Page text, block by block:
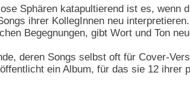
Sphären katapultierend ist es,
ihrer KollegInnen neu
Begegnungen, gibt Wort und Ton
deren Songs selbst oft für Cover-
ein Album, für das sie 12 ihrer